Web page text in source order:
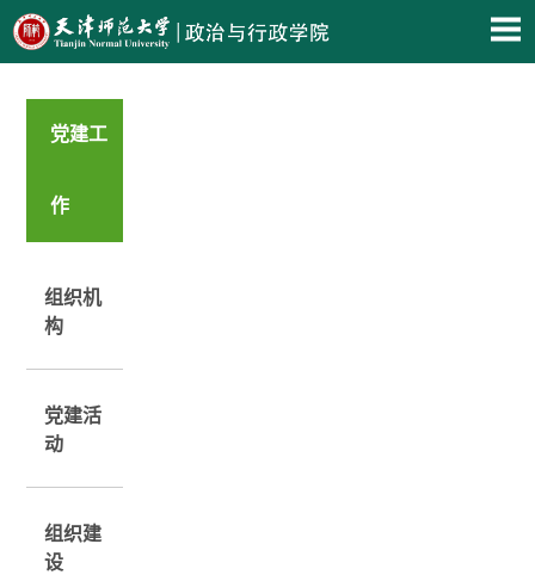
党建工
作
组织机
构
党建活
动
组织建
设